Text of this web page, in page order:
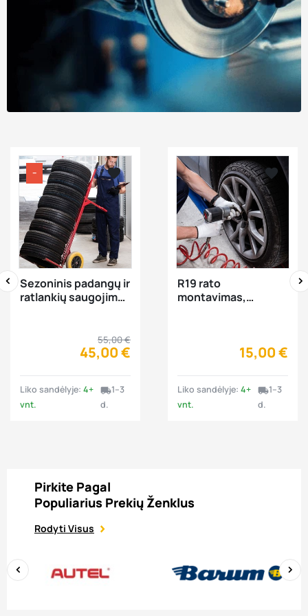
− 
visibility  
Sezoninis padangų ir
ratlankių saugojimas
55,00 €
45,00 €
Liko sandėlyje: 4+
vnt.
local_shipping1–3
d.

visibility  
R19 rato
montavimas,
15,00 €
Liko sandėlyje: 4+
vnt.
local_shipping1–3
d.
Pirkite Pagal
Populiarius Prekių Ženklus
Rodyti Visus